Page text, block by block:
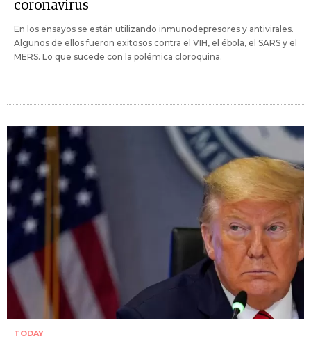
coronavirus
En los ensayos se están utilizando inmunodepresores y antivirales.
Algunos de ellos fueron exitosos contra el VIH, el ébola, el SARS y el
MERS. Lo que sucede con la polémica cloroquina.
TODAY